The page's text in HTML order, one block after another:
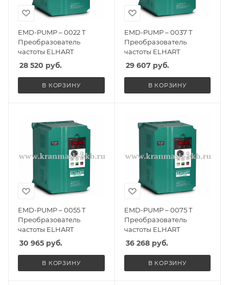
EMD-PUMP – 0022 T
Преобразователь
частоты ELHART
28 520 руб.
В КОРЗИНУ
EMD-PUMP – 0037 T
Преобразователь
частоты ELHART
29 607руб.
В КОРЗИНУ
EMD-PUMP – 0055 T
Преобразователь
частоты ELHART
30 965 руб.
В КОРЗИНУ
EMD-PUMP – 0075 T
Преобразователь
частоты ELHART
36 268руб.
В КОРЗИНУ